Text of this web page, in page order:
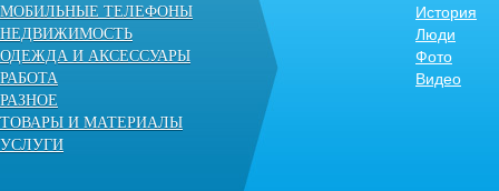
МОБИЛЬНЫЕ ТЕЛЕФОНЫ
НЕДВИЖИМОСТЬ
ОДЕЖДА И АКСЕССУАРЫ
РАБОТА
РАЗНОЕ
ТОВАРЫ И МАТЕРИАЛЫ
УСЛУГИ
История
Люди
Фото
Видео